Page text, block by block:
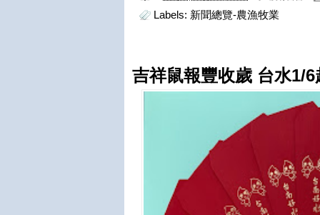
Labels: 新聞總覽-農漁牧業
吉祥鼠報豐收歲 台水1/